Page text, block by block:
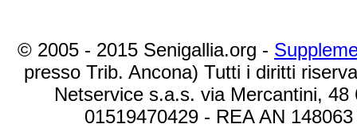
© 2005 - 2015 Senigallia.org -
presso Trib. Ancona) Tutti i diritti
Netservice s.a.s. via Mercantini,
01519470429 - REA AN